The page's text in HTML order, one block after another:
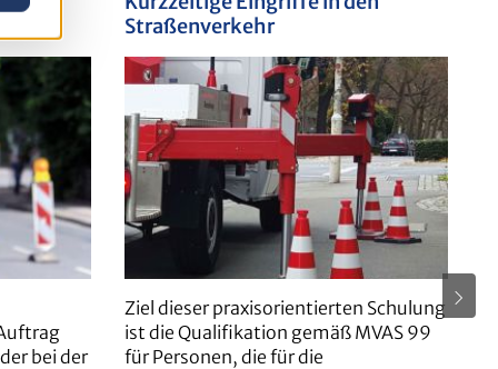
bei der
Straßenverkehr
Ziel dieser praxisorientierten Schulung
ist die Qualifikation gemäß MVAS 99
für Personen, die für die